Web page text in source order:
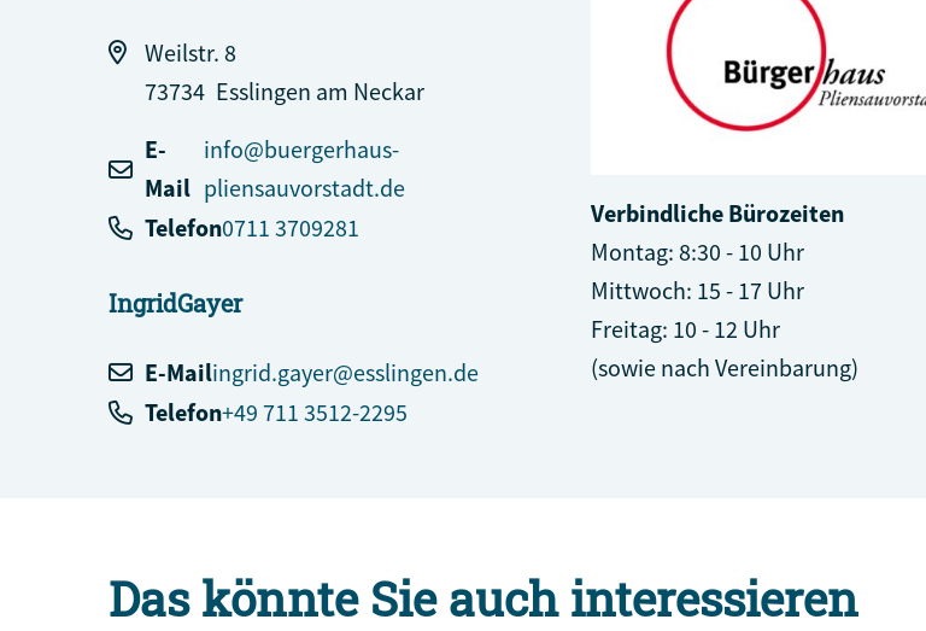
Weilstr. 8
73734 Esslingen am Neckar
E-
Mail
info@buergerhaus-
pliensauvorstadt.de
Telefon0711 3709281
IngridGayer
E-Mailingrid.gayer@esslingen.de
Telefon+49 711 3512-2295
Verbindliche Bürozeiten
Montag: 8:30 - 10 Uhr
Mittwoch: 15 - 17 Uhr
Freitag: 10 - 12 Uhr
(sowie nach Vereinbarung)
Das könnte Sie auch interessieren